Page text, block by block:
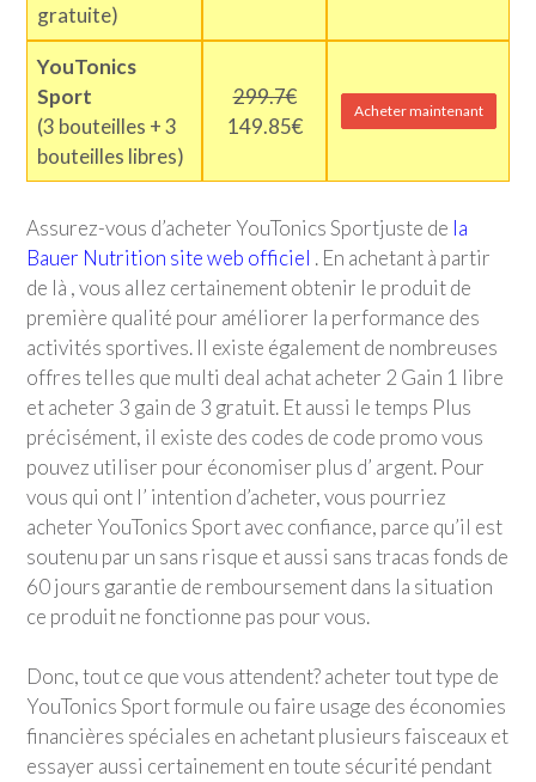
gratuite)
YouTonics
Sport
(3 bouteilles + 3
bouteilles libres)
299.7€
149.85€
Acheter maintenant
Assurez-vous d’acheter YouTonics Sportjuste de la
Bauer Nutrition site web officiel . En achetant à partir
de là , vous allez certainement obtenir le produit de
première qualité pour améliorer la performance des
activités sportives. Il existe également de nombreuses
offres telles que multi deal achat acheter 2 Gain 1 libre
et acheter 3 gain de 3 gratuit. Et aussi le temps Plus
précisément, il existe des codes de code promo vous
pouvez utiliser pour économiser plus d’ argent. Pour
vous qui ont l’ intention d’acheter, vous pourriez
acheter YouTonics Sportavec confiance, parce qu’il est
soutenu par un sans risque et aussi sans tracas fonds de
60 jours garantie de remboursement dans la situation
ce produit ne fonctionne pas pour vous.
Donc, tout ce que vous attendent? acheter tout type de
YouTonics Sportformule ou faire usage des économies
financières spéciales en achetant plusieurs faisceaux et
essayer aussi certainement en toute sécurité pendant